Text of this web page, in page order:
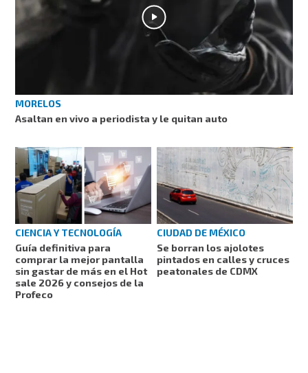
MORELOS
Asaltan en vivo a periodista y le quitan auto
CIENCIA Y TECNOLOGÍA
Guía definitiva para
comprar la mejor pantalla
sin gastar de más en el Hot
sale 2026 y consejos de la
Profeco
CIUDAD DE MÉXICO
Se borran los ajolotes
pintados en calles y cruces
peatonales de CDMX